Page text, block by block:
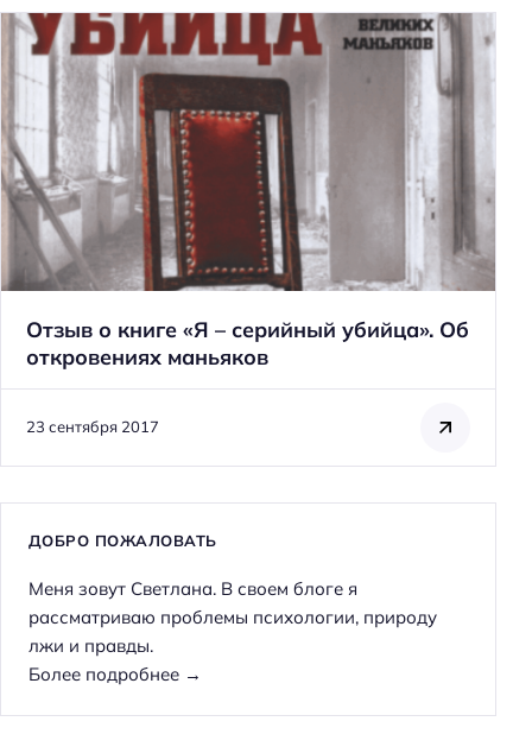
Отзыв о книге «Я – серийный убийца». Об
откровениях маньяков
23 сентября 2017
ДОБРО ПОЖАЛОВАТЬ
Меня зовут Светлана. В своем блоге я
рассматриваю проблемы психологии, природу
лжи и правды.
Более подробнее →